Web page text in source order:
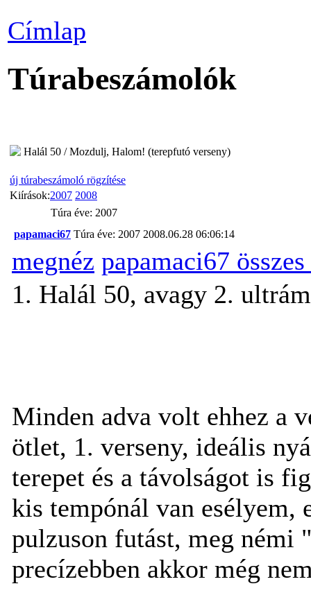
Címlap
Túrabeszámolók
Halál 50 / Mozdulj, Halom! (terepfutó verseny)
új túrabeszámoló rögzítése
Kiírások:2007 2008
Túra éve: 2007
papamaci67 Túra éve: 2007 2008.06.28 06:06:14
megnéz papamaci67
1. Halál 50, avagy 2. ultrám
Minden adva volt ehhez a
ötlet, 1. verseny, ideális
terepet és a távolságot is
kis tempónál van esélyem,
pulzuson futást, meg némi
precízebben akkor még